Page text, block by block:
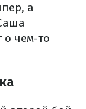
а
о чем-то